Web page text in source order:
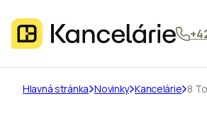
Hlavná stránka Novinky Kancelárie 8